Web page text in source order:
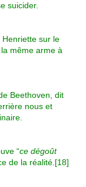
suicider.
sur le
même arme à
Beethoven, dit
nous et
“ce dégoût
de la réalité.[18]